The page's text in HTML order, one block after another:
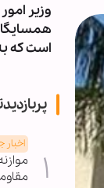
را
وزیر
است که
اخبار